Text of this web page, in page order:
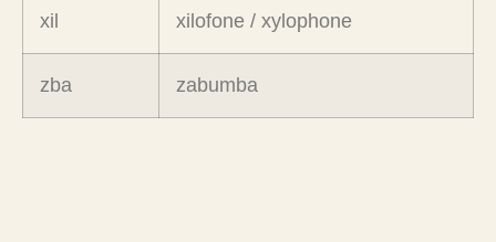
xil xilofone / xylophone
zba zabumba